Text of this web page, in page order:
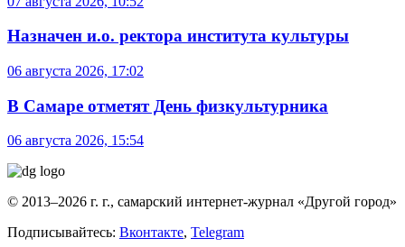
Назначен и.о. ректора института культуры
06 августа 2026, 17:02
В Самаре отметят День физкультурника
06 августа 2026, 15:54
© 2013–2026 г. г., самарский интернет-журнал «Другой город»
Подписывайтесь: Вконтакте, Telegram